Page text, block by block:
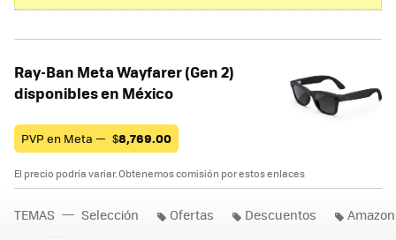
Ray-Ban Meta Wayfarer (Gen 2)
disponibles en México
PVP en Meta — $8,769.00
El precio podría variar. Obtenemos comisión por estos enlaces
TEMAS Selección Ofertas Descuentos